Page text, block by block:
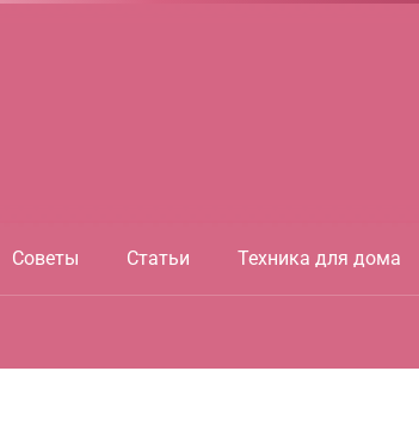
Советы Статьи Техника для дома